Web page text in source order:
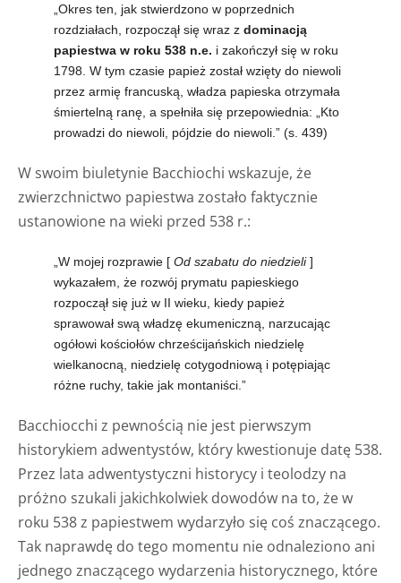
„Okres ten, jak stwierdzono w poprzednich
rozdziałach, rozpoczął się wraz z dominacją
papiestwa w roku 538 n.e. i zakończył się w roku
1798. W tym czasie papież został wzięty do niewoli
przez armię francuską, władza papieska otrzymała
śmiertelną ranę, a spełniła się przepowiednia: „Kto
prowadzi do niewoli, pójdzie do niewoli.” (s. 439)
W swoim biuletynie Bacchiochi wskazuje, że
zwierzchnictwo papiestwa zostało faktycznie
ustanowione na wieki przed 538 r.:
„W mojej rozprawie [ Od szabatu do niedzieli]
wykazałem, że rozwój prymatu papieskiego
rozpoczął się już w II wieku, kiedy papież
sprawował swą władzę ekumeniczną, narzucając
ogółowi kościołów chrześcijańskich niedzielę
wielkanocną, niedzielę cotygodniową i potępiając
różne ruchy, takie jak montaniści.”
Bacchiocchi z pewnością nie jest pierwszym
historykiem adwentystów, który kwestionuje datę 538.
Przez lata adwentystyczni historycy i teolodzy na
próżno szukali jakichkolwiek dowodów na to, że w
roku 538 z papiestwem wydarzyło się coś znaczącego.
Tak naprawdę do tego momentu nie odnaleziono ani
jednego znaczącego wydarzenia historycznego, które